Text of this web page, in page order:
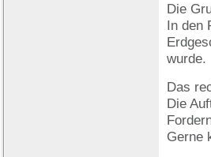
Die
In den
wurde.
Das
Die
Gerne